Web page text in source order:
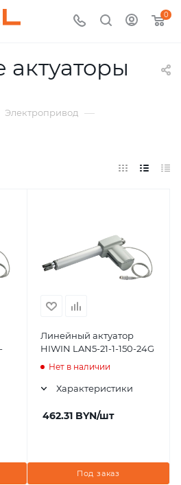
0
Электропривод —
Линейный актуатор
HIWIN LAN5-21-1-150-24G
Нет в наличии
Характеристики
462.31 BYN/шт
Под заказ